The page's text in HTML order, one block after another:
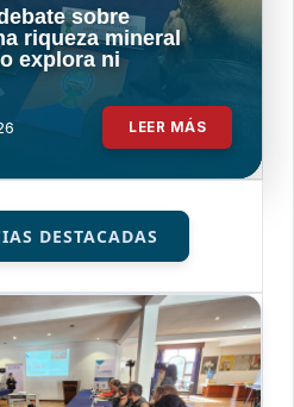
sobre
riqueza mineral
explora ni
LEER MÁS
DESTACADAS